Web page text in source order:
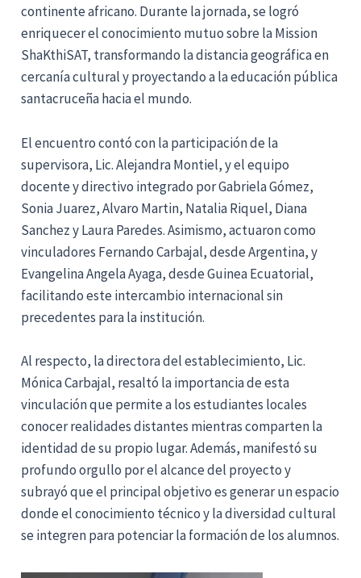
continente africano. Durante la jornada, se logró
enriquecer el conocimiento mutuo sobre la Mission
ShaKthiSAT, transformando la distancia geográfica en
cercanía cultural y proyectando a la educación pública
santacruceña hacia el mundo.
El encuentro contó con la participación de la
supervisora, Lic. Alejandra Montiel, y el equipo
docente y directivo integrado por Gabriela Gómez,
Sonia Juarez, Alvaro Martin, Natalia Riquel, Diana
Sanchez y Laura Paredes. Asimismo, actuaron como
vinculadores Fernando Carbajal, desde Argentina, y
Evangelina Angela Ayaga, desde Guinea Ecuatorial,
facilitando este intercambio internacional sin
precedentes para la institución.
Al respecto, la directora del establecimiento, Lic.
Mónica Carbajal, resaltó la importancia de esta
vinculación que permite a los estudiantes locales
conocer realidades distantes mientras comparten la
identidad de su propio lugar. Además, manifestó su
profundo orgullo por el alcance del proyecto y
subrayó que el principal objetivo es generar un espacio
donde el conocimiento técnico y la diversidad cultural
se integren para potenciar la formación de los alumnos.